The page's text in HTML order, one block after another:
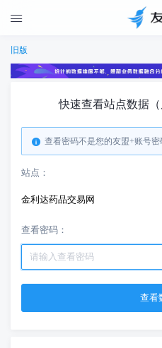

旧版
快速查看站点数据（
查看密码不是您的友盟+账号密
站点：
金利达药品交易网
查看密码：